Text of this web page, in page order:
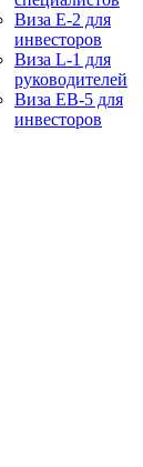
Виза E-2 для
инвесторов
Виза L-1 для
руководителей
Виза EB-5 для
инвесторов